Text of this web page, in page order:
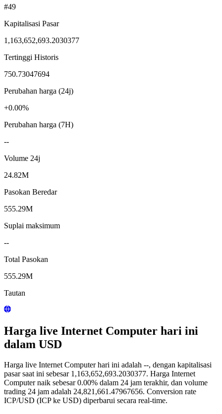
#49
Kapitalisasi Pasar
1,163,652,693.2030377
Tertinggi Historis
750.73047694
Perubahan harga (24j)
+0.00%
Perubahan harga (7H)
--
Volume 24j
24.82M
Pasokan Beredar
555.29M
Suplai maksimum
--
Total Pasokan
555.29M
Tautan
Harga live Internet Computer hari ini
dalam USD
Harga live Internet Computer hari ini adalah --, dengan kapitalisasi
pasar saat ini sebesar 1,163,652,693.2030377. Harga Internet
Computer naik sebesar 0.00% dalam 24 jam terakhir, dan volume
trading 24 jam adalah 24,821,661.47967656. Conversion rate
ICP/USD (ICP ke USD) diperbarui secara real-time.